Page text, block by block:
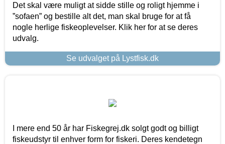
Det skal være muligt at sidde stille og roligt hjemme i
”sofaen” og bestille alt det, man skal bruge for at få
nogle herlige fiskeoplevelser. Klik her for at se deres
udvalg.
Se udvalget på Lystfisk.dk
I mere end 50 år har Fiskegrej.dk solgt godt og billigt
fiskeudstyr til enhver form for fiskeri. Deres kendetegn